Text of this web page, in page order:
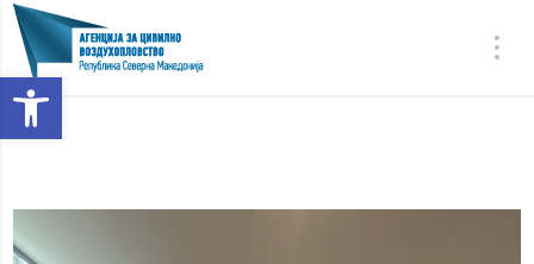
Open toolbar